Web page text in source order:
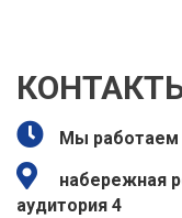
Мы работаем
набережная
аудитория 4